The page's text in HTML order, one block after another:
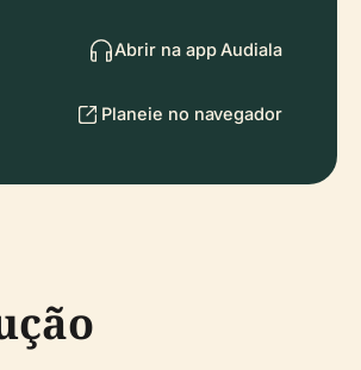
Abrir na app Audiala
Planeie no navegador